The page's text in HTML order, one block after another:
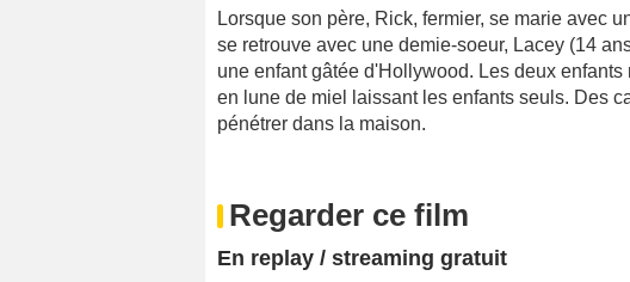
Lorsque son père, Rick, fermier, se marie avec
se retrouve avec une demie-soeur, Lacey (14
une enfant gâtée d'Hollywood. Les deux
en lune de miel laissant les enfants seuls. Des
pénétrer dans la maison.
Regarder ce film
En replay / streaming gratuit